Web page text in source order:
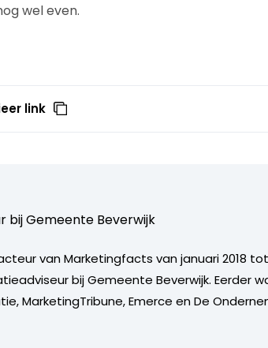
wel even.
link
bijGemeente Beverwijk
van Marketingfacts van januari 2018
bij Gemeente Beverwijk. Eerder
MarketingTribune, Emerce en De